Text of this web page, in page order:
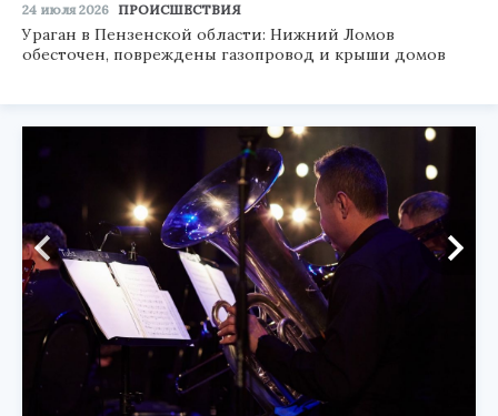
24 июля 2026 ПРОИСШЕСТВИЯ
Ураган в Пензенской области: Нижний Ломов
обесточен, повреждены газопровод и крыши домов